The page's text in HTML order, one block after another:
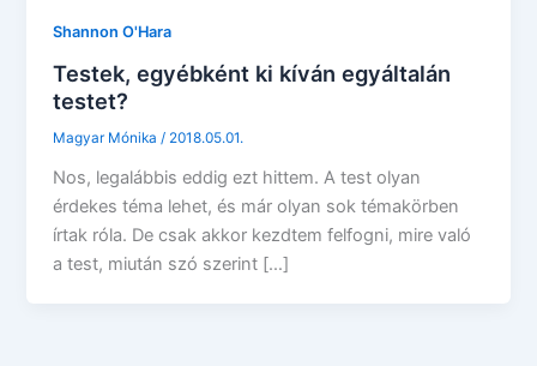
Shannon O'Hara
Testek, egyébként ki kíván egyáltalán
testet?
Magyar Mónika / 2018.05.01.
Nos, legalábbis eddig ezt hittem. A test olyan
érdekes téma lehet, és már olyan sok témakörben
írtak róla. De csak akkor kezdtem felfogni, mire való
a test, miután szó szerint […]